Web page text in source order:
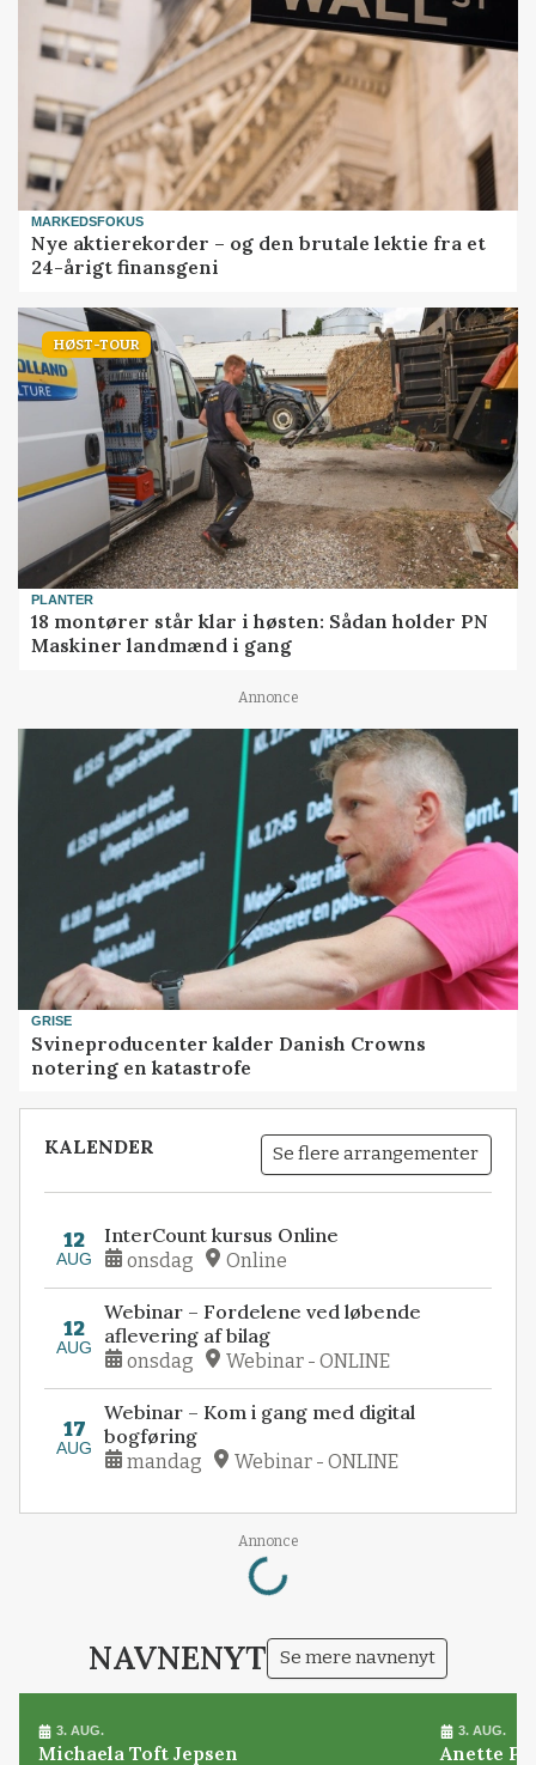
MARKEDSFOKUS
Nye aktierekorder – og den brutale lektie fra et
24-årigt finansgeni
HØST-TOUR
PLANTER
18 montører står klar i høsten: Sådan holder PN
Maskiner landmænd i gang
Annonce
GRISE
Svineproducenter kalder Danish Crowns
notering en katastrofe
KALENDER Se flere arrangementer
12
AUG
InterCount kursus Online
onsdag Online
12
AUG
Webinar – Fordelene ved løbende
aflevering af bilag
onsdag Webinar - ONLINE
17
AUG
Webinar – Kom i gang med digital
bogføring
mandag Webinar - ONLINE
Annonce
Loading...
NAVNENYT Se mere navnenyt
3. AUG.
Michaela Toft Jepsen
3. AUG.
Anette